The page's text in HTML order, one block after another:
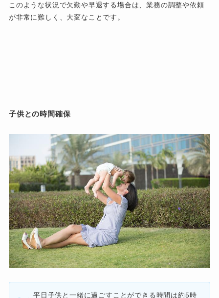
このような状況で欠勤や早退する場合は、業務の調整や依頼
が非常に難しく、大変なことです。
子供との時間確保
平日子供と一緒に過ごすことができる時間は約5時